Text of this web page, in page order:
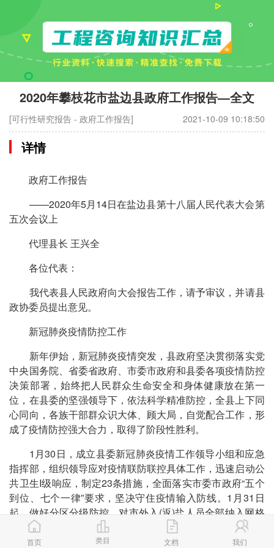
2020年攀枝花市盐边县政府工作报告—全文
[可行性研究报告 - 政府工作报告] 2021-10-09 10:18:50
详情
政府工作报告
——2020年5月14日在盐边县第十八届人民代表大会第
五次会议上
代理县长 王兴全
各位代表：
我代表县人民政府向大会报告工作，请予审议，并请县
政协委员提出意见。
新冠肺炎疫情防控工作
新年伊始，新冠肺炎疫情突发，县政府坚决贯彻落实党
中央国务院、省委省政府、市委市政府和县委各项疫情防控
决策部署，始终把人民群众生命安全和身体健康放在第一
位，在县委的坚强领导下，依法科学精准防控，全县上下同
心同向，各族干部群众识大体、顾大局，自觉配合工作，形
成了疫情防控强大合力，取得了阶段性胜利。
1月30日，成立县委新冠肺炎疫情工作领导小组和应急
指挥部，组织领导应对疫情联防联控具体工作，迅速启动公
共卫生I级响应，制定23条措施，全面落实市委市政府“五个
到位、七个一律”要求，坚决守住疫情输入防线。1月31日
起，做好分区分级防控，对市外入(返)盐人员全部纳入网格
化管理。4月8日起，对重点疫区入(返)盐人员进行全员核酸
检测。
首页 类目 文档 我们